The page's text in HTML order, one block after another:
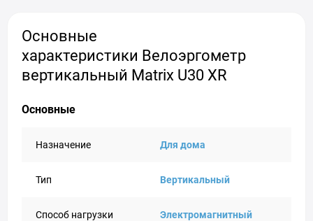
Основные
характеристики Велоэргометр
вертикальный Matrix U30 XR
Основные
Назначение Для дома
Тип Вертикальный
Способ нагрузки Электромагнитный